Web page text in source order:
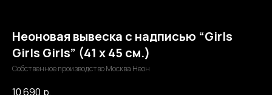
Неоновая вывеска с надписью “Girls
Girls Girls” (41 х 45 см.)
Собственное производство Москва Неон
10 690 р.